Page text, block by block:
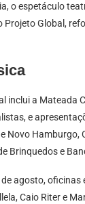
o espetáculo
Projeto Global,
inclui a Mateada
e
Novo Hamburgo,
Brinquedos e
agosto, oficinas
Caio Riter e